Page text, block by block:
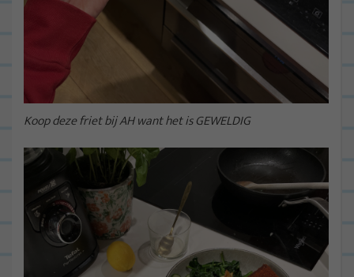
Koop deze friet bij AH want het is GEWELDIG